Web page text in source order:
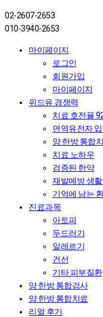
02-2607-2653
010-3940-2653
마이페이지
로그인
회원가입
마이페이지
위드유 경쟁력
치료 호전율
면역유전자
양·한방 통합
치료 노하우
검증된 한약
재발예방 생
기억에 남는
진료과목
아토피
두드러기
알레르기
건선
기타 피부질환
양·한방 통합검사
양·한방 통합치료
리얼 후기